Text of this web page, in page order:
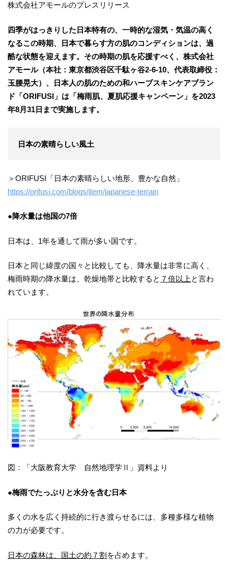
株式会社アモールのプレスリリース
四季がはっきりした日本特有の、一時的な湿気・気温の高く
なるこの時期、日本で暮らす方の肌のコンディションは、過
酷な状態を迎えます。その時期の肌を応援すべく、株式会社
アモール（本社：東京都渋谷区千駄ヶ谷2-6-10、代表取締役：
玉腰晃大）、日本人の肌のための和ハーブスキンケアブラン
ド「ORIFUSI」は「梅雨肌、夏肌応援キャンペーン」を2023
年8月31日まで実施します。
日本の素晴らしい風土
＞ORIFUSI「日本の素晴らしい地形、豊かな自然」
https://orifusi.com/blogs/item/japanese-terrain
●降水量は他国の7倍
日本は、1年を通して雨が多い国です。
日本と同じ緯度の国々と比較しても、降水量は非常に高く、
梅雨時期の降水量は、乾燥地帯と比較すると ７倍以上 と言わ
れています。
図：「大阪教育大学 自然地理学Ⅱ」資料より
●梅雨でたっぷりと水分を含む日本
多くの水を広く持続的に行き渡らせるには、多種多様な植物
の力が必要です。
日本の森林は、国土の約７割 を占めます。